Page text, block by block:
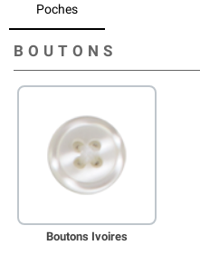
Poches
BOUTONS
Boutons Ivoires